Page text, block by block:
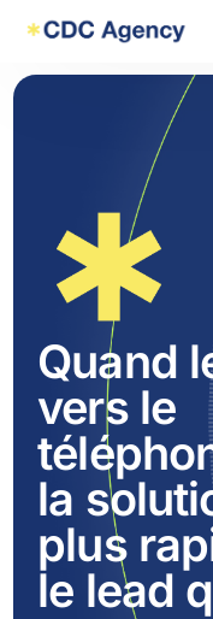
Quand
vers le
la
plus
le lead